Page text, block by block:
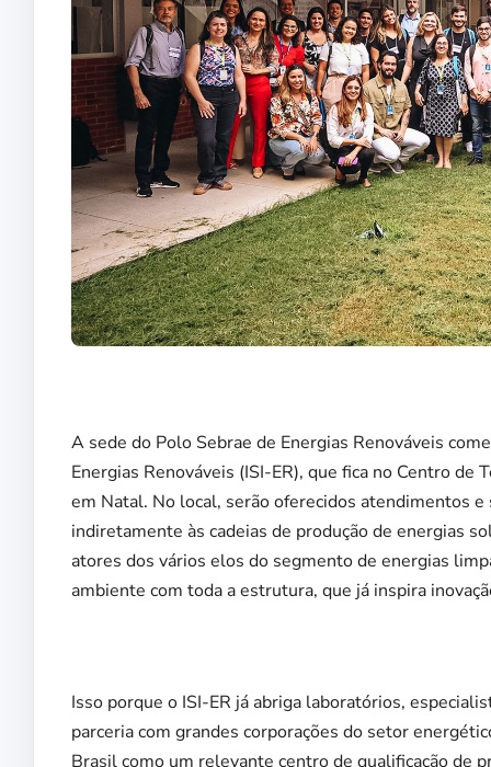
A sede do Polo Sebrae de Energias Renováveis
Energias Renováveis (ISI-ER), que fica no Centro de
em Natal. No local, serão oferecidos atendimentos
indiretamente às cadeias de produção de energias
atores dos vários elos do segmento de energias
ambiente com toda a estrutura, que já inspira
Isso porque o ISI-ER já abriga laboratórios,
parceria com grandes corporações do setor
Brasil como um relevante centro de qualificação de